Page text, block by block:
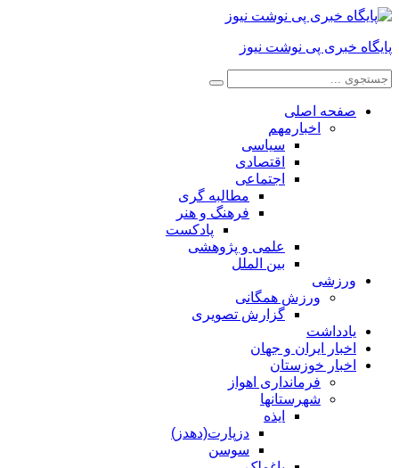
پایگاه خبری پی نوشت نیوز
صفحه اصلی
اخبارمهم
سیاسی
اقتصادی
اجتماعی
مطالبه گری
فرهنگ و هنر
پادکست
علمی و پژوهشی
بین الملل
ورزشی
ورزش همگانی
گزارش تصویری
یادداشت
اخبار ایران و جهان
اخبار خوزستان
فرمانداری اهواز
شهرستانها
ایذه
دزپارت(دهدز)
سوسن